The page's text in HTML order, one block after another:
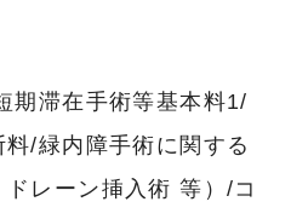
期滞在手術等基本料1/
/緑内障手術に関する
レーン挿入術 等）/コ